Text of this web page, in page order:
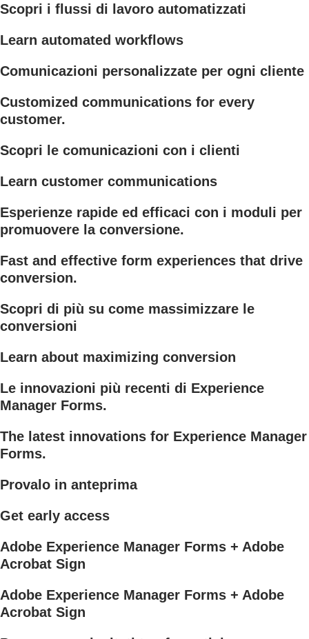
Scopri i flussi di lavoro automatizzati
Learn automated workflows
Comunicazioni personalizzate per ogni cliente
Customized communications for every
customer.
Scopri le comunicazioni con i clienti
Learn customer communications
Esperienze rapide ed efficaci con i moduli per
promuovere la conversione.
Fast and effective form experiences that drive
conversion.
Scopri di più su come massimizzare le
conversioni
Learn about maximizing conversion
Le innovazioni più recenti di Experience
Manager Forms.
The latest innovations for Experience Manager
Forms.
Provalo in anteprima
Get early access
Adobe Experience Manager Forms + Adobe
Acrobat Sign
Adobe Experience Manager Forms + Adobe
Acrobat Sign